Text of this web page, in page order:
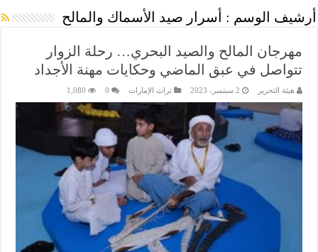
أرشيف الوسم : أسرار صيد الأسماك والمالح
مهرجان المالح والصيد البحري… رحلة الزوار
تتواصل في عبق الماضي وحكايات مهنة الأجداد
هيئة التحرير 2 سبتمبر، 2023 تراث الإمارات 0
1,080